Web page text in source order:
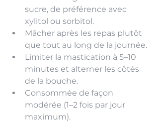
sucre, de préférence avec
xylitol ou sorbitol.
Mâcher après les repas plutôt
que tout au long de la journée.
Limiter la mastication à 5–10
minutes et alterner les côtés
de la bouche.
Consommée de façon
modérée (1–2 fois par jour
maximum).